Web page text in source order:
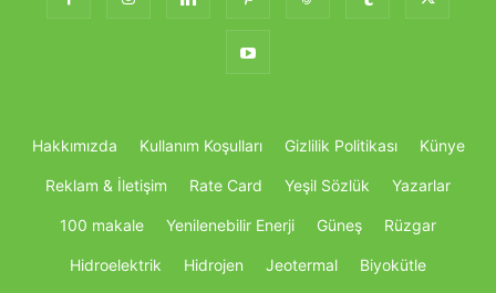
Hakkımızda Kullanım Koşulları Gizlilik Politikası Künye
Reklam & İletişim Rate Card Yeşil Sözlük Yazarlar
100 makale Yenilenebilir Enerji Güneş Rüzgar
Hidroelektrik Hidrojen Jeotermal Biyokütle